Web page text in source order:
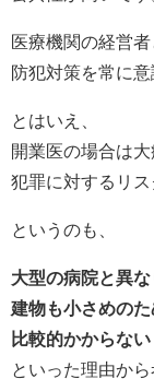
医療機関の経営
防犯対策を常に
とはいえ、
開業医の場合は
犯罪に対するリス
というのも、
大型の病院と異
建物も小さめの
比較的かからない
といった理由から